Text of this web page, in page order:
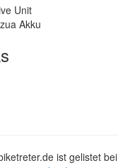
Unit
Akku
ist gelistet bei